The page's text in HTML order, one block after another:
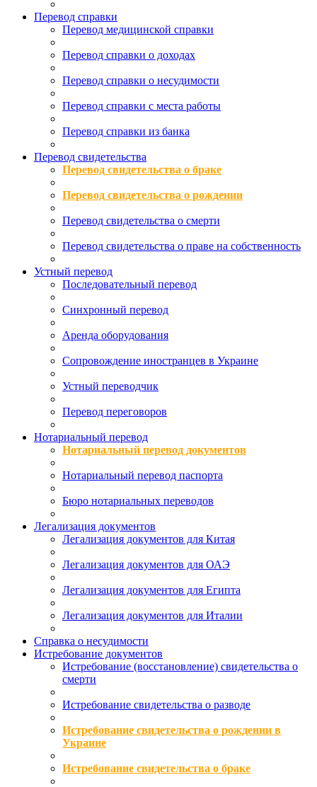
Перевод справки
Перевод медицинской справки
Перевод справки о доходах
Перевод справки о несудимости
Перевод справки с места работы
Перевод справки из банка
Перевод свидетельства
Перевод свидетельства о браке
Перевод свидетельства о рождении
Перевод свидетельства о смерти
Перевод свидетельства о праве на собственность
Устный перевод
Последовательный перевод
Синхронный перевод
Аренда оборудования
Сопровождение иностранцев в Украине
Устный переводчик
Перевод переговоров
Нотариальный перевод
Нотариальный перевод документов
Нотариальный перевод паспорта
Бюро нотариальных переводов
Легализация документов
Легализация документов для Китая
Легализация документов для ОАЭ
Легализация документов для Египта
Легализация документов для Италии
Справка о несудимости
Истребование документов
Истребование (восстановление) свидетельства о
смерти
Истребование свидетельства о разводе
Истребование свидетельства о рождении в
Украине
Истребование свидетельства о браке